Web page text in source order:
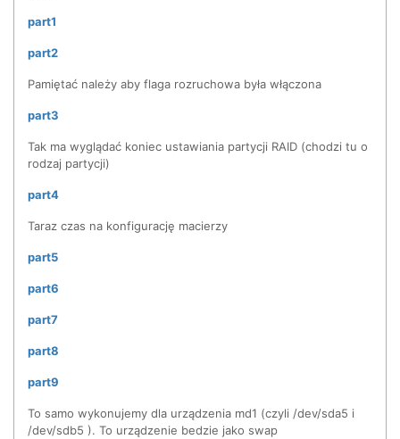
part1
part2
Pamiętać należy aby flaga rozruchowa była włączona
part3
Tak ma wyglądać koniec ustawiania partycji RAID (chodzi tu o
rodzaj partycji)
part4
Taraz czas na konfigurację macierzy
part5
part6
part7
part8
part9
To samo wykonujemy dla urządzenia md1 (czyli /dev/sda5 i
/dev/sdb5 ). To urządzenie bedzie jako swap